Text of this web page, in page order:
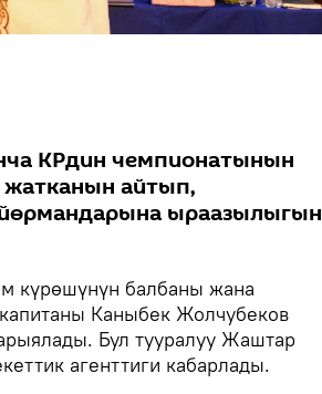
КРдин чемпионатынын
айтып,
ыраазылыгын
күрөшүнүн балбаны жана
Каныбек Жолчубеков
Бул тууралуу Жаштар
агенттиги кабарлады.